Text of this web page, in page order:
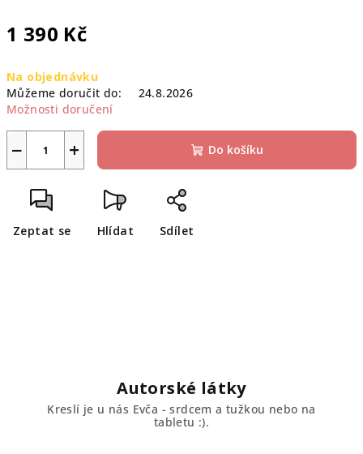
1 390 Kč
cena:
Na objednávku
Můžeme doručit do:
24.8.2026
Možnosti doručení
+
− Do košíku
Zeptat se Hlídat Sdílet
Autorské látky
Kreslí je u nás Evča - srdcem a tužkou nebo na
tabletu :).